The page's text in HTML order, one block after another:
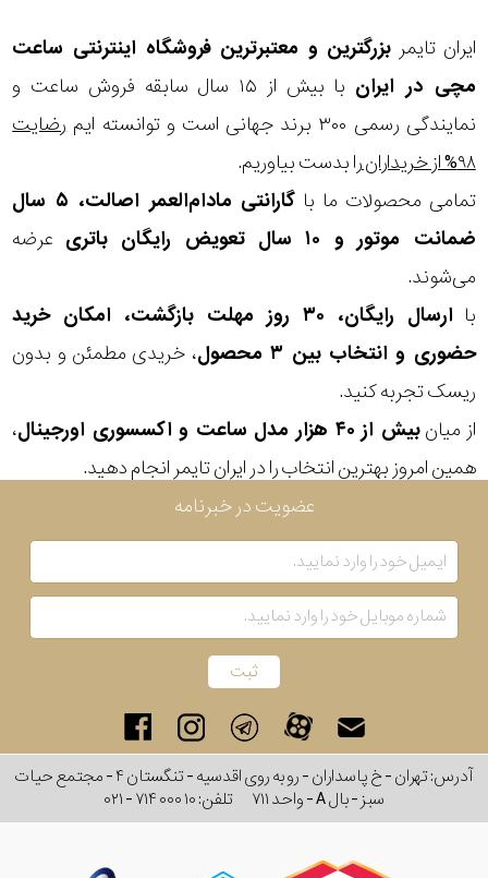
ایران تایمر بزرگترین و معتبرترین فروشگاه اینترنتی ساعت
مچی در ایران
با بیش از ۱۵ سال سابقه فروش ساعت و
نمایندگی رسمی ۳۰۰ برند جهانی است و توانسته ایم
رضایت
۹۸% از خریداران
را بدست بیاوریم.
تمامی محصولات ما با
گارانتی مادام‌العمر اصالت، ۵ سال
ضمانت موتور و ۱۰ سال تعویض رایگان باتری
عرضه
می‌شوند.
با
ارسال رایگان، ۳۰ روز مهلت بازگشت، امکان خرید
حضوری و انتخاب بین ۳ محصول
، خریدی مطمئن و بدون
ریسک تجربه کنید.
از میانبیش از ۴۰ هزار مدل ساعت و اکسسوری اورجینال
،
همین امروز بهترین انتخاب را در ایران تایمر انجام دهید.
در
برابر
آب
شکل
قاب
نوع
موتور
رنگ
رفته
در
ساعت
بکاررفته
عضویت در خبرنامه
آدرس: تهران - خ پاسداران - رو به روی اقدسیه - تنگستان ۴ - مجتمع حیات
سبز - بال A - واحد ۷۱۱
تلفن:۰۲۱ - ۷۱۴ ۰۰۰ ۱۰